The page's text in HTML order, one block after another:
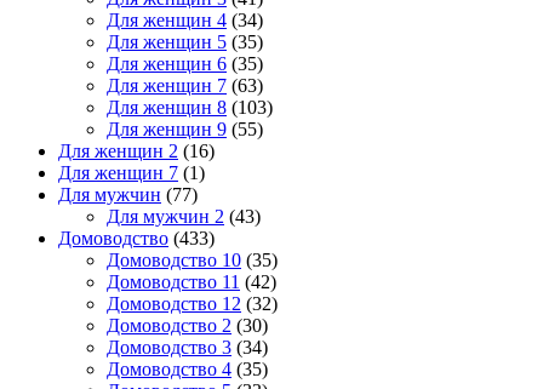
Для женщин 4 (34)
Для женщин 5 (35)
Для женщин 6 (35)
Для женщин 7 (63)
Для женщин 8 (103)
Для женщин 9 (55)
Для женщин 2 (16)
Для женщин 7 (1)
Для мужчин (77)
Для мужчин 2 (43)
Домоводство (433)
Домоводство 10 (35)
Домоводство 11 (42)
Домоводство 12 (32)
Домоводство 2 (30)
Домоводство 3 (34)
Домоводство 4 (35)